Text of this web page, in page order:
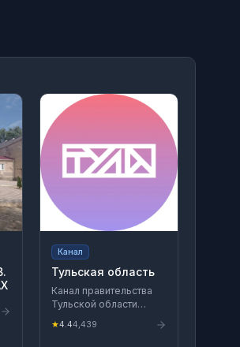
Канал
Тульская область
Канал правительства
Тульской области
Вконтакте:
★4.44,439